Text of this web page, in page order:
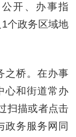
开、办事指
个政务区域地
桥。在办事
心和街道常办
扫描或者点击
政务服务网同